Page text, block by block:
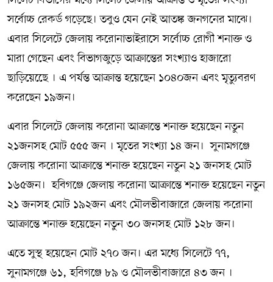
সর্বোচ্চ রেকর্ড গড়েছে। তবুও যেন নেই আতঙ্ক জনগনের মাঝে।
এবার সিলেটে জেলায় করোনাভাইরাসে সর্বোচ্চ রোগী শনাক্ত ও
মারা গেছেন এবং বিভাগজুড়ে আক্রান্তের সংখ্যাও হাজারো
ছাড়িয়েছেে । এ পর্যন্ত আক্রান্ত হয়েছেন ১০৪০জন এবং মৃত্যুবরণ
করেছেন ১৯জন।
এবার সিলেটে জেলায় করোনা আক্রান্তে শনাক্ত হয়েছেন নতুন
২১জনসহ মোট ৫৫৫ জন । মৃতের সংখ্যা ১৪ জন। সুনামগঞ্জে
জেলায় করোনা আক্রান্তে শনাক্ত হয়েছেন নতুন ২১ জনসহ মোট
১৬৫জন। হবিগঞ্জে জেলায় করোনা আক্রান্তে শনাক্ত হয়েছেন নতুন
২১ জনসহ মোট ১৯২জন এবং মৌলভীবাজারে জেলায় করোনা
আক্রান্তে শনাক্ত হয়েছেন নতুন ৩০ জনসহ মোট ১২৮ জন।
এতে সুস্থ হয়েছেন মোট ২৭০ জন। এর মধ্যে সিলেটে ৭৭,
সুনামগঞ্জে ৬১, হবিগঞ্জে ৮৯ ও মৌলভীবাজারে ৪৩ জন ।